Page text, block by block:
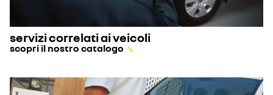
servizi correlati ai veicoli
scopri il nostro catalogo